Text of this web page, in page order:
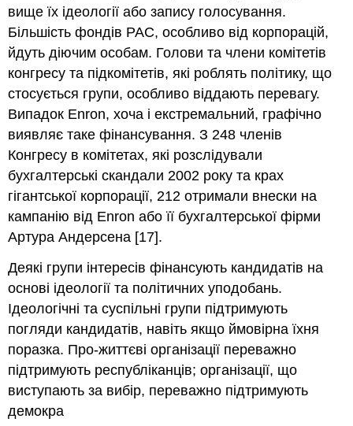
вище їх ідеології або запису голосування.
Більшість фондів PAC, особливо від корпорацій,
йдуть діючим особам. Голови та члени комітетів
конгресу та підкомітетів, які роблять політику, що
стосується групи, особливо віддають перевагу.
Випадок Enron, хоча і екстремальний, графічно
виявляє таке фінансування. З 248 членів
Конгресу в комітетах, які розслідували
бухгалтерські скандали 2002 року та крах
гігантської корпорації, 212 отримали внески на
кампанію від Enron або її бухгалтерської фірми
Артура Андерсена [17].
Деякі групи інтересів фінансують кандидатів на
основі ідеології та політичних уподобань.
Ідеологічні та суспільні групи підтримують
погляди кандидатів, навіть якщо ймовірна їхня
поразка. Про-життєві організації переважно
підтримують республіканців; організації, що
виступають за вибір, переважно підтримують
демокра